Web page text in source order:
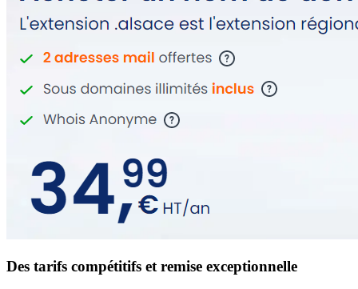
Des tarifs compétitifs et remise exceptionnelle